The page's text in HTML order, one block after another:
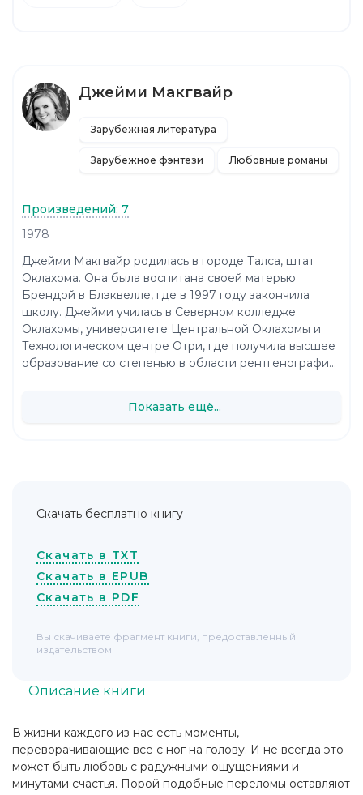
В жизни каждого из нас есть моменты,
переворачивающие все с ног на голову. И не всегда это
может быть любовь с радужными ощущениями и
минутами счастья. Порой подобные переломы оставляют
Описание книги
Джейми Макгвайр
Зарубежная литература
Зарубежное фэнтези Любовные романы
Произведений: 7
1978
Джейми Макгвайр родилась в городе Талса, штат
Оклахома. Она была воспитана своей матерью
Брендой в Блэквелле, где в 1997 году закончила
школу. Джейми училась в Северном колледже
Оклахомы, университете Центральной Оклахомы и
Технологическом центре Отри, где получила высшее
образование со степенью в области рентгенографи...
Показать ещё...
Скачать бесплатно книгу
Скачать в TXT
Скачать в EPUB
Скачать в PDF
Вы скачиваете фрагмент книги, предоставленный
издательством